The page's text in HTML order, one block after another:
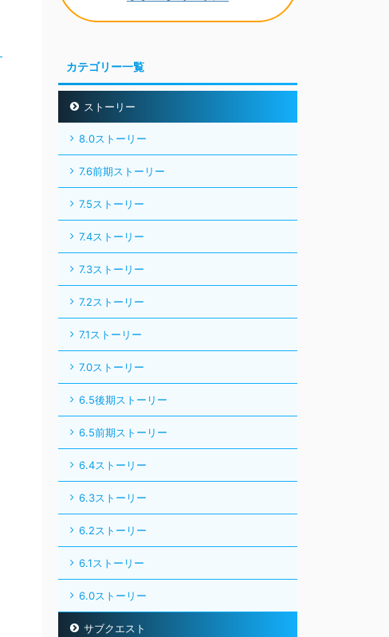
カテゴリー一覧
ストーリー
8.0ストーリー
7.6前期ストーリー
7.5ストーリー
7.4ストーリー
7.3ストーリー
7.2ストーリー
7.1ストーリー
7.0ストーリー
6.5後期ストーリー
6.5前期ストーリー
6.4ストーリー
6.3ストーリー
6.2ストーリー
6.1ストーリー
6.0ストーリー
サブクエスト